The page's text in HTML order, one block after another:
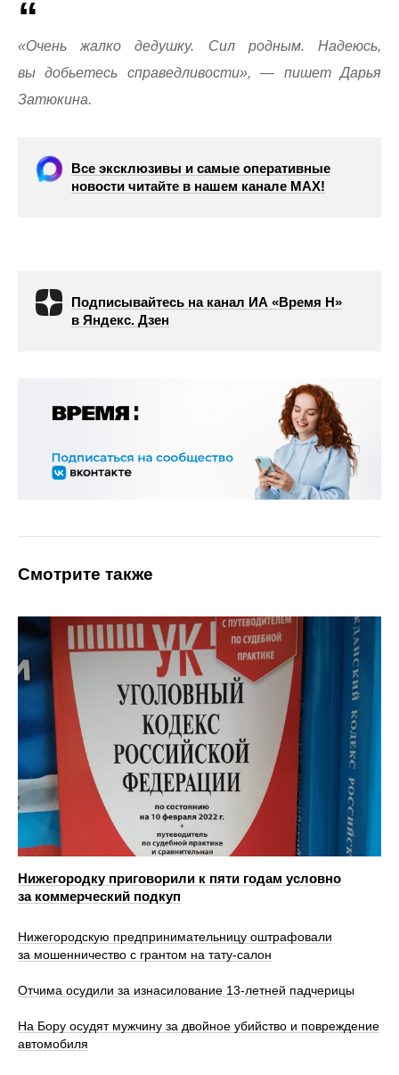
«Очень жалко дедушку. Сил родным. Надеюсь,
вы добьетесь справедливости», — пишет Дарья
Затюкина.
Все эксклюзивы и самые оперативные
новости читайте в нашем канале МАХ!
Подписывайтесь на канал ИА «Время Н»
в Яндекс. Дзен
Смотрите также
Нижегородку приговорили к пяти годам условно
за коммерческий подкуп
Нижегородскую предпринимательницу оштрафовали
за мошенничество с грантом на тату-салон
Отчима осудили за изнасилование 13-летней падчерицы
На Бору осудят мужчину за двойное убийство и повреждение
автомобиля